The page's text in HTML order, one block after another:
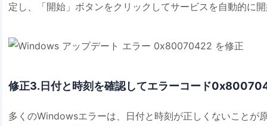
定し、「開始」ボタンをクリックしてサービスを自動的に
修正3.日付と時刻を確認してエラーコード
多くのWindowsエラーは、日付と時刻が正しくないことが